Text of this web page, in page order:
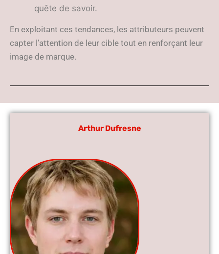
quête de savoir.
En exploitant ces tendances, les attributeurs peuvent
capter l’attention de leur cible tout en renforçant leur
image de marque.
Arthur Dufresne